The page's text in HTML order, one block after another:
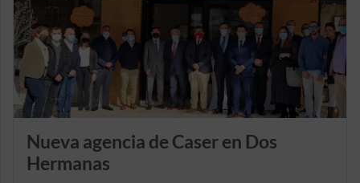
Nueva agencia de Caser en Dos
Hermanas